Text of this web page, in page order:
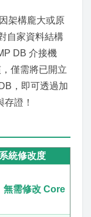
架構龐大或原
自家資料結構
DB 介接機
僅需將已開立
，即可透過加
證！
系統修改度
無需修改 Core